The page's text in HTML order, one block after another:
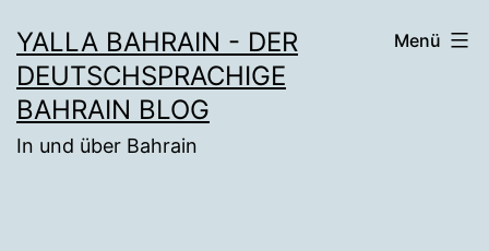
Inhalt
springen
YALLA BAHRAIN - DER
DEUTSCHSPRACHIGE
BAHRAIN BLOG
In und über Bahrain
Menü